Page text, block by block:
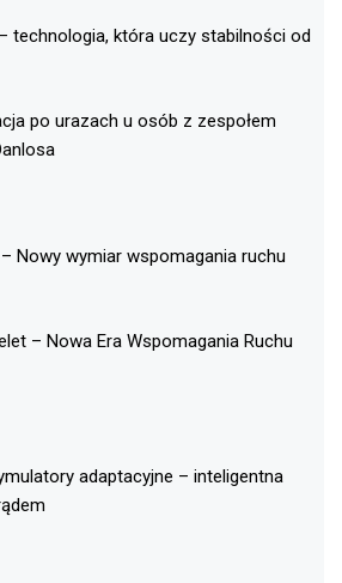
technologia, która uczy stabilności od
po urazach u osób z zespołem
Nowy wymiar wspomagania ruchu
– Nowa Era Wspomagania Ruchu
adaptacyjne – inteligentna